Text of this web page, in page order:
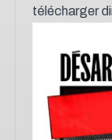
télécharger